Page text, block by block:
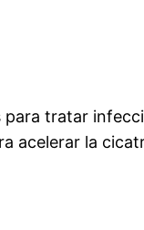
tratar
acelerar la